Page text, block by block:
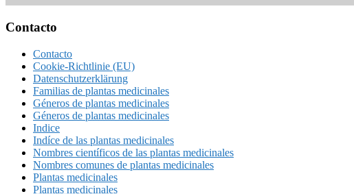
Footer
Contacto
Contacto
Cookie-Richtlinie (EU)
Datenschutzerklärung
Familias de plantas medicinales
Géneros de plantas medicinales
Géneros de plantas medicinales
Indice
Indíce de las plantas medicinales
Nombres científicos de las plantas medicinales
Nombres comunes de plantas medicinales
Plantas medicinales
Plantas medicinales